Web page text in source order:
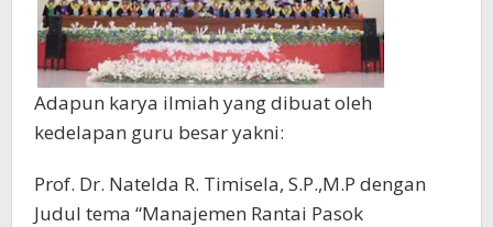
Adapun karya ilmiah yang dibuat oleh
kedelapan guru besar yakni:
Prof. Dr. Natelda R. Timisela, S.P.,M.P dengan
Judul tema “Manajemen Rantai Pasok